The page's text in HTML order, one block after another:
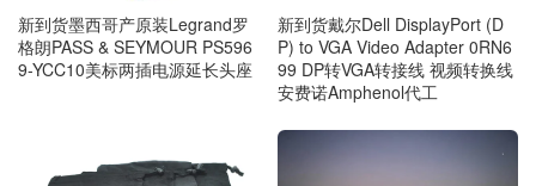
新到货墨西哥产原装Legrand罗
格朗PASS & SEYMOUR PS596
9-YCC10美标两插电源延长头座
新到货戴尔Dell DisplayPort (D
P) to VGA Video Adapter 0RN6
99 DP转VGA转接线 视频转换线
安费诺Amphenol代工